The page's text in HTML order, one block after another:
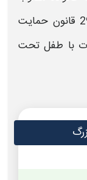
1353 و وحدت ملاک مندرج در ماده 29 قانون حمایت
با طفل تحت